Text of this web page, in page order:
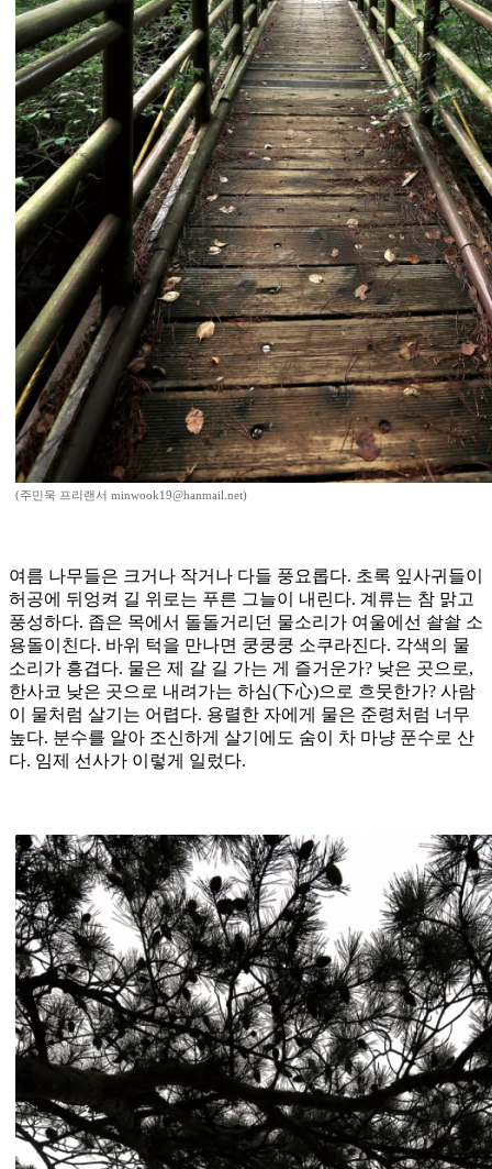
(주민욱 프리랜서 minwook19@hanmail.net)
여름 나무들은 크거나 작거나 다들 풍요롭다. 초록 잎사귀들이
허공에 뒤엉켜 길 위로는 푸른 그늘이 내린다. 계류는 참 맑고
풍성하다. 좁은 목에서 돌돌거리던 물소리가 여울에선 솰솰 소
용돌이친다. 바위 턱을 만나면 쿵쿵쿵 소쿠라진다. 각색의 물
소리가 흥겹다. 물은 제 갈 길 가는 게 즐거운가? 낮은 곳으로,
한사코 낮은 곳으로 내려가는 하심(下心)으로 흐뭇한가? 사람
이 물처럼 살기는 어렵다. 용렬한 자에게 물은 준령처럼 너무
높다. 분수를 알아 조신하게 살기에도 숨이 차 마냥 푼수로 산
다. 임제 선사가 이렇게 일렀다.